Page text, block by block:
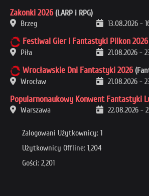
Zakonki 2026 (LARP i RPG)
Brzeg
13.08.2026 -
Festiwal Gier i Fantastyki Pilkon 2026
Piła
21.08.2026 -
Wrocławskie Dni Fantastyki 2026
Wrocław
21.08.2026 -
Popularnonaukowy Konwent Fantastyki
Warszawa
22.08.2026 -
Zalogowani Użytkownicy: 1
Użytkownicy Offline: 1,204
Gości: 2,201